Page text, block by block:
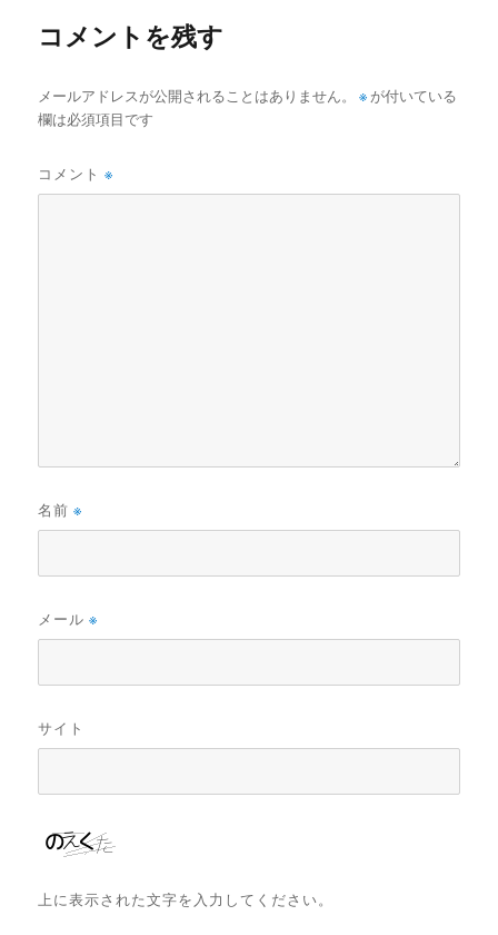
コメントを残す
メールアドレスが公開されることはありません。 ※ が付いている
欄は必須項目です
コメント※
名前※
メール※
サイト
上に表示された文字を入力してください。